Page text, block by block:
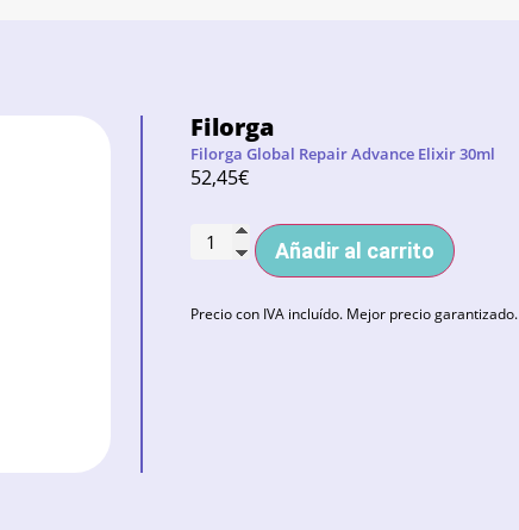
Filorga
Filorga Global Repair Advance Elixir 30ml
52,45€
Añadir al carrito
Precio con IVA incluído. Mejor precio garantizado.